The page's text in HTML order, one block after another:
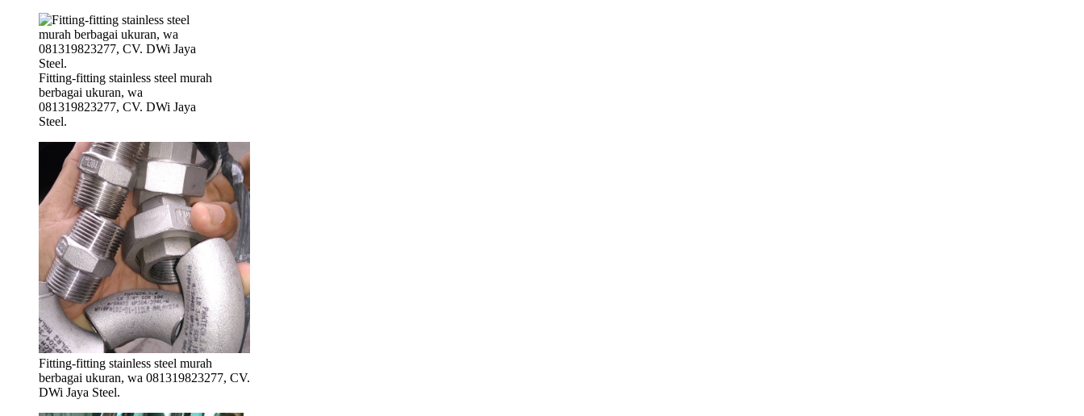
Fitting-fitting stainless steel murah
berbagai ukuran, wa
081319823277, CV. DWi Jaya
Steel.
Fitting-fitting stainless steel murah
berbagai ukuran, wa 081319823277, CV.
DWi Jaya Steel.